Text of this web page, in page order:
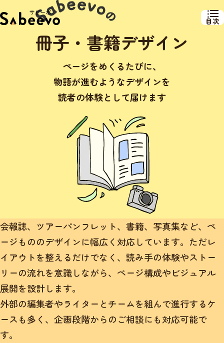
目次
冊子・書籍デザイン
ページをめくるたびに、
物語が進むようなデザインを
読者の体験として届けます
会報誌、ツアーパンフレット、書籍、写真集など、ペ
ージもののデザインに幅広く対応しています。ただレ
イアウトを整えるだけでなく、読み手の体験やストー
リーの流れを意識しながら、ページ構成やビジュアル
展開を設計します。
外部の編集者やライターとチームを組んで進行するケ
ースも多く、企画段階からのご相談にも対応可能で
す。